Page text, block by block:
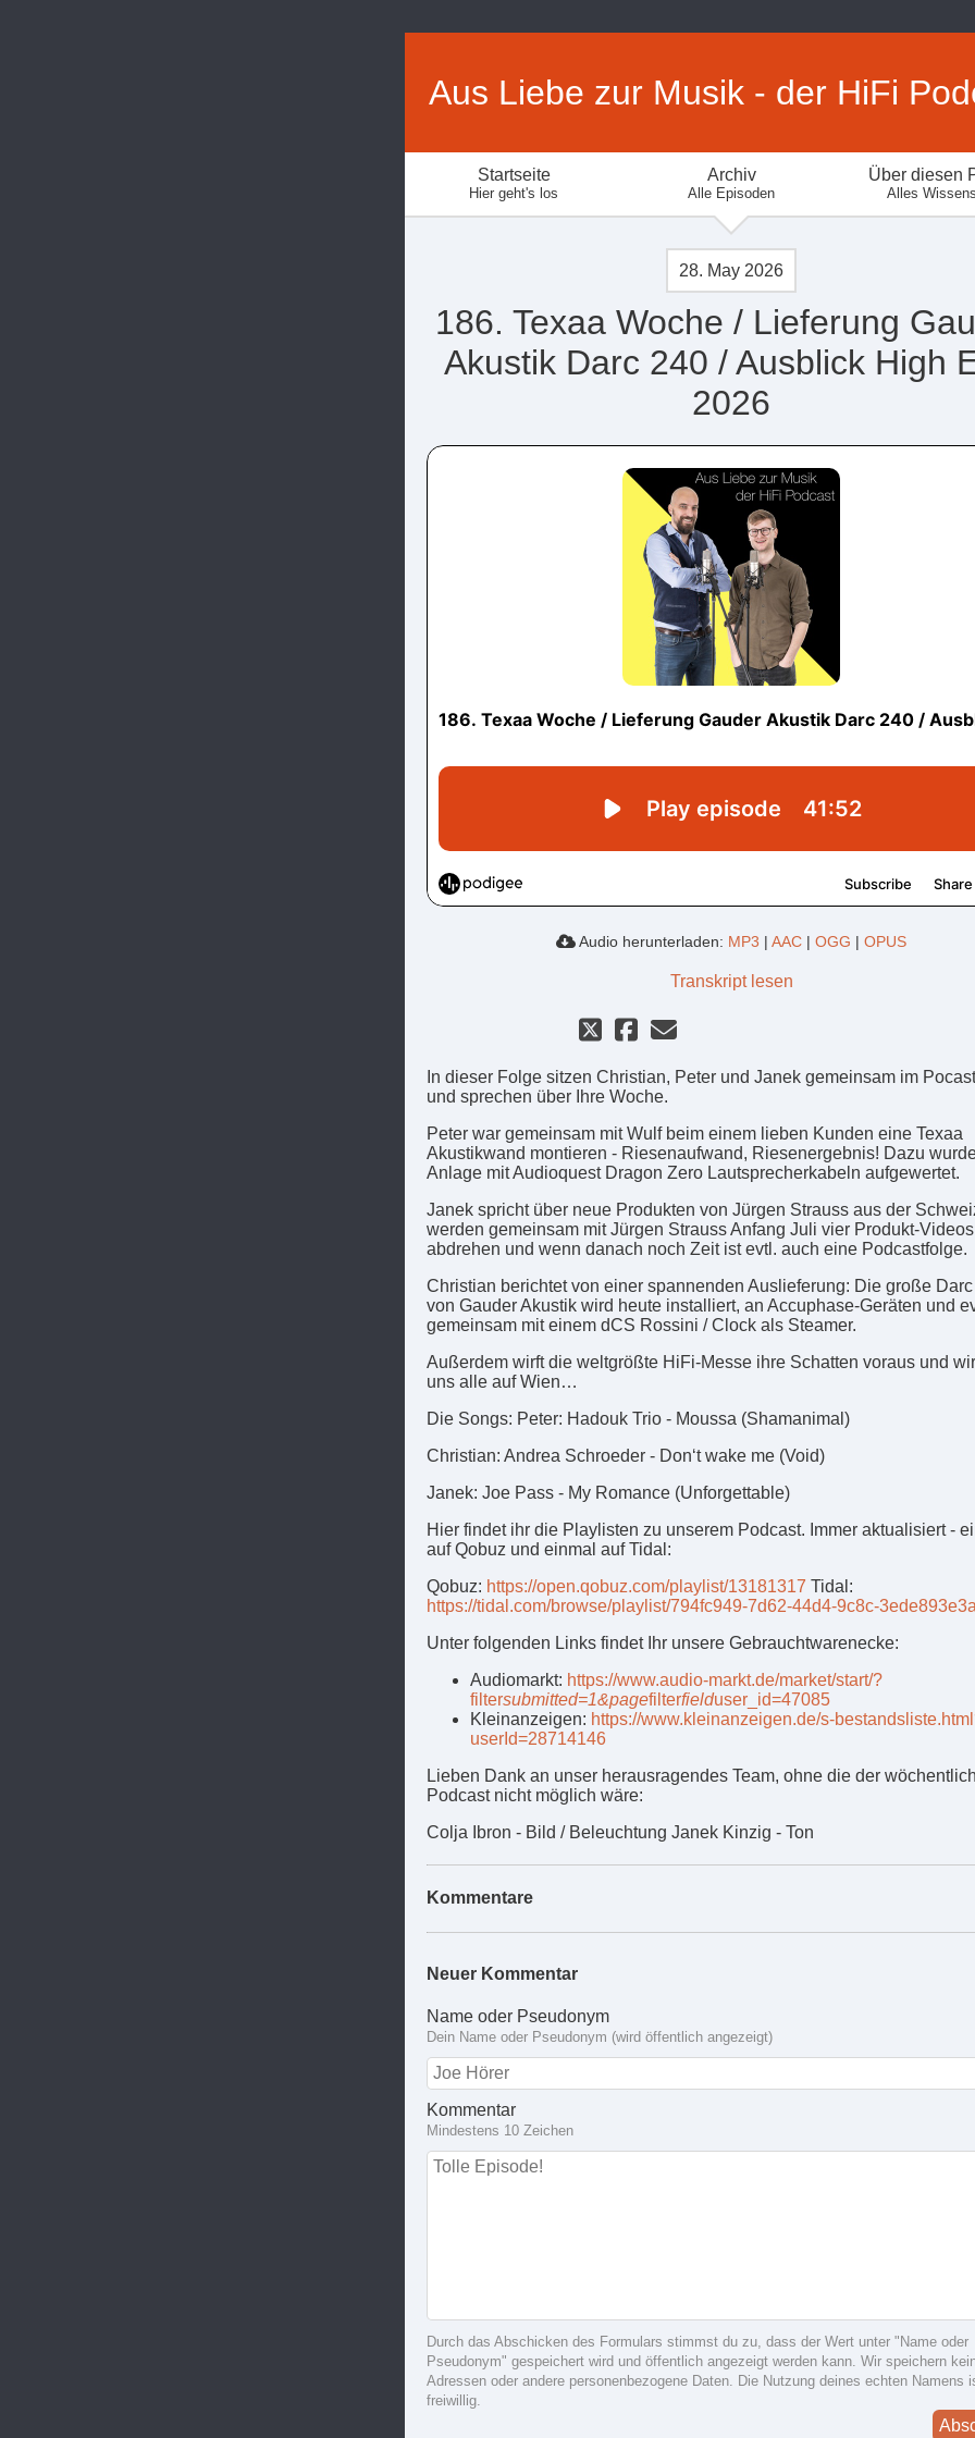
Aus Liebe zur Musik - der HiFi
Startseite
Hier geht's los
Archiv
Alle Episoden
Über diesen
Alles
28. May 2026
186. Texaa Woche / Lieferung
Akustik Darc 240 / Ausblick High
2026
Audio herunterladen: MP3 | AAC | OGG | OPUS
Transkript lesen
In dieser Folge sitzen Christian, Peter und Janek gemeinsam im
und sprechen über Ihre Woche.
Peter war gemeinsam mit Wulf beim einem lieben Kunden eine Texaa
Akustikwand montieren - Riesenaufwand, Riesenergebnis! Dazu
Anlage mit Audioquest Dragon Zero Lautsprecherkabeln aufgewertet.
Janek spricht über neue Produkten von Jürgen Strauss aus der
werden gemeinsam mit Jürgen Strauss Anfang Juli vier Produkt-Videos
abdrehen und wenn danach noch Zeit ist evtl. auch eine Podcastfolge.
Christian berichtet von einer spannenden Auslieferung: Die große
von Gauder Akustik wird heute installiert, an Accuphase-Geräten und
gemeinsam mit einem dCS Rossini / Clock als Steamer.
Außerdem wirft die weltgrößte HiFi-Messe ihre Schatten voraus und
uns alle auf Wien…
Die Songs: Peter: Hadouk Trio - Moussa (Shamanimal)
Christian: Andrea Schroeder - Don‘t wake me (Void)
Janek: Joe Pass - My Romance (Unforgettable)
Hier findet ihr die Playlisten zu unserem Podcast. Immer aktualisiert -
auf Qobuz und einmal auf Tidal:
Qobuz: https://open.qobuz.com/playlist/13181317 Tidal:
https://tidal.com/browse/playlist/794fc949-7d62-44d4-9c8c-
Unter folgenden Links findet Ihr unsere Gebrauchtwarenecke:
Audiomarkt: https://www.audio-markt.de/market/start/?
filtersubmitted=1&pagefilterfielduser_id=47085
Kleinanzeigen: https://www.kleinanzeigen.de/s-
userId=28714146
Lieben Dank an unser herausragendes Team, ohne die der
Podcast nicht möglich wäre:
Colja Ibron - Bild / Beleuchtung Janek Kinzig - Ton
Kommentare
Neuer Kommentar
Name oder Pseudonym
Dein Name oder Pseudonym (wird öffentlich angezeigt)
Kommentar
Mindestens 10 Zeichen
Durch das Abschicken des Formulars stimmst du zu, dass der Wert unter "Name oder
Pseudonym" gespeichert wird und öffentlich angezeigt werden kann. Wir speichern
Adressen oder andere personenbezogene Daten. Die Nutzung deines echten Namens
freiwillig.